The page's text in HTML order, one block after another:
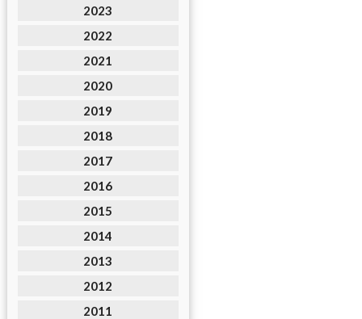
2023
2022
2021
2020
2019
2018
2017
2016
2015
2014
2013
2012
2011